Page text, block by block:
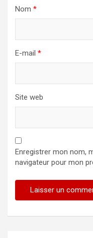
Nom *
E-mail *
Site web
Enregistrer mon nom,
navigateur pour mon